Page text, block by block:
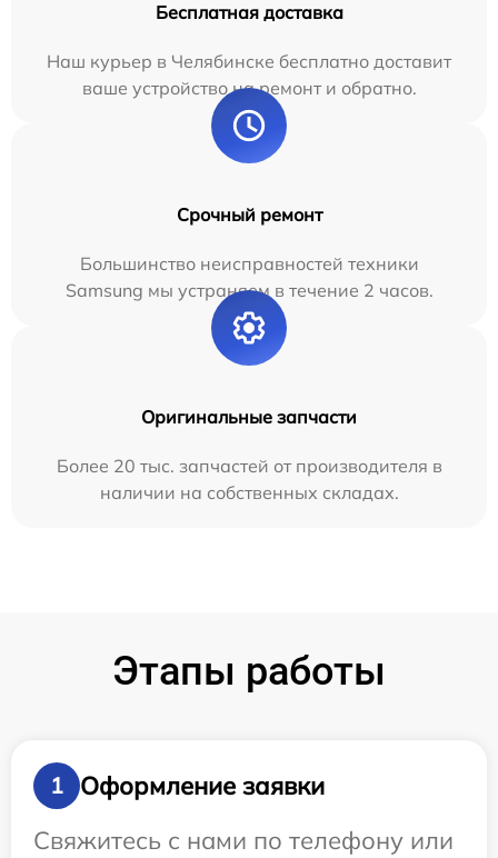
Бесплатная доставка
Наш курьер в Челябинске бесплатно доставит
ваше устройство на ремонт и обратно.
Срочный ремонт
Большинство неисправностей техники
Samsung мы устраняем в течение 2 часов.
Оригинальные запчасти
Более 20 тыс. запчастей от производителя в
наличии на собственных складах.
Этапы работы
1
Оформление заявки
Свяжитесь с нами по телефону или